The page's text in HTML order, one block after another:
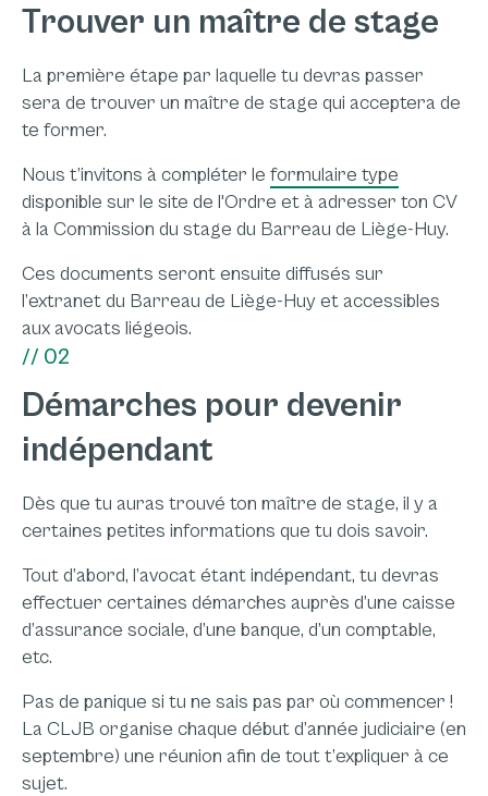
Trouver un maître de stage
La première étape par laquelle tu devras passer
sera de trouver un maître de stage qui acceptera de
te former.
Nous t’invitons à compléter le formulaire type
disponible sur le site de l'Ordre et à adresser ton CV
à la Commission du stage du Barreau de Liège-Huy.
Ces documents seront ensuite diffusés sur
l’extranet du Barreau de Liège-Huy et accessibles
aux avocats liégeois.
// 02
Démarches pour devenir
indépendant
Dès que tu auras trouvé ton maître de stage, il y a
certaines petites informations que tu dois savoir.
Tout d’abord, l’avocat étant indépendant, tu devras
effectuer certaines démarches auprès d’une caisse
d’assurance sociale, d’une banque, d’un comptable,
etc.
Pas de panique si tu ne sais pas par où commencer !
La CLJB organise chaque début d’année judiciaire (en
septembre) une réunion afin de tout t’expliquer à ce
sujet.